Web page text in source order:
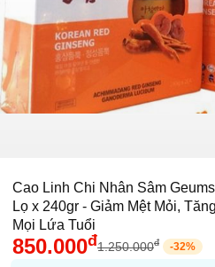
Cao Linh Chi Nhân Sâm
Lọ x 240gr - Giảm Mệt Mỏi,
Mọi Lứa Tuổi
850.000đ1.250.000đ -32%